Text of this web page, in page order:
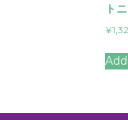
ト
¥